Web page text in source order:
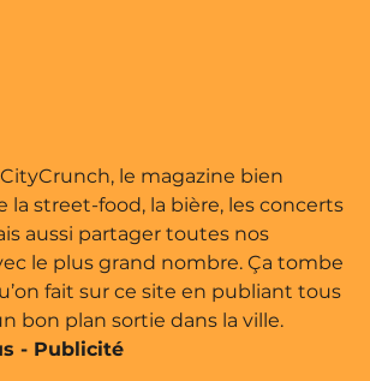
Onda Web •
le magazine bien
la street-food, la bière, les concerts
aussi partager toutes nos
le plus grand nombre. Ça tombe
fait sur ce site en publiant tous
bon plan sortie dans la ville.
- Publicité